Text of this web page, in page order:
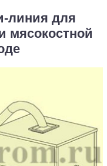
линия для
мясокостной